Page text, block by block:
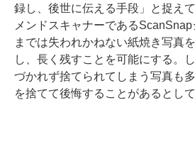
録し、後世に伝える手段」と捉え
メンドスキャナーである
までは失われかねない紙焼き写真
し、長く残すことを可能にする。
づかれず捨てられてしまう写真も
を捨てて後悔することがあるとして